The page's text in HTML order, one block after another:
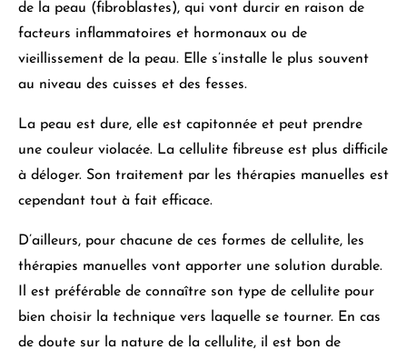
de la peau (fibroblastes), qui vont durcir en raison de
facteurs inflammatoires et hormonaux ou de
vieillissement de la peau. Elle s’installe le plus souvent
au niveau des cuisses et des fesses.
La peau est dure, elle est capitonnée et peut prendre
une couleur violacée. La cellulite fibreuse est plus difficile
à déloger. Son traitement par les thérapies manuelles est
cependant tout à fait efficace.
D’ailleurs, pour chacune de ces formes de cellulite, les
thérapies manuelles vont apporter une solution durable.
Il est préférable de connaître son type de cellulite pour
bien choisir la technique vers laquelle se tourner. En cas
de doute sur la nature de la cellulite, il est bon de